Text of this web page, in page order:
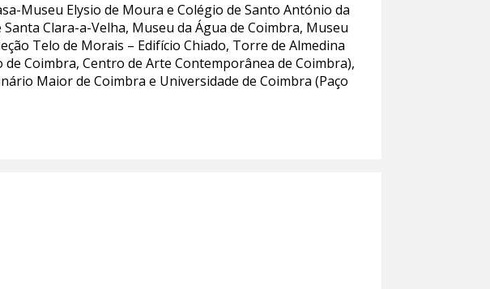
Museu Elysio de Moura e Colégio de Santo António da
Clara-a-Velha, Museu da Água de Coimbra, Museu
Telo de Morais – Edifício Chiado, Torre de Almedina
Coimbra, Centro de Arte Contemporânea de Coimbra),
Maior de Coimbra e Universidade de Coimbra (Paço